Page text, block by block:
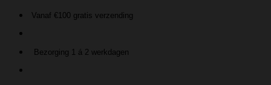
inhoud
Vanaf €100 gratis verzending
Bezorging 1 á 2 werkdagen